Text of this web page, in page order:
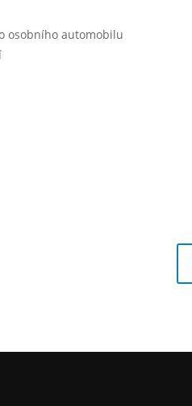
osobního automobilu